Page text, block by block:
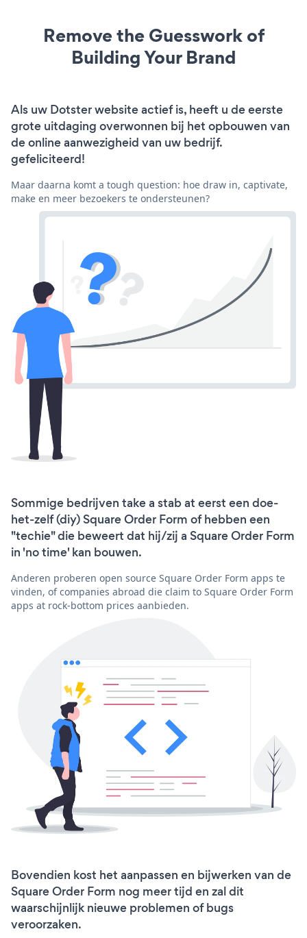
Remove the Guesswork of
Building Your Brand
Als uw Dotster website actief is, heeft u de eerste
grote uitdaging overwonnen bij het opbouwen van
de online aanwezigheid van uw bedrijf.
gefeliciteerd!
Maar daarna komt a tough question: hoe draw in, captivate,
make en meer bezoekers te ondersteunen?
Sommige bedrijven take a stab at eerst een doe-
het-zelf (diy) Square Order Form of hebben een
"techie" die beweert dat hij/zij a Square Order Form
in 'no time' kan bouwen.
Anderen proberen open source Square Order Form apps te
vinden, of companies abroad die claim to Square Order Form
apps at rock-bottom prices aanbieden.
Bovendien kost het aanpassen en bijwerken van de
Square Order Form nog meer tijd en zal dit
waarschijnlijk nieuwe problemen of bugs
veroorzaken.